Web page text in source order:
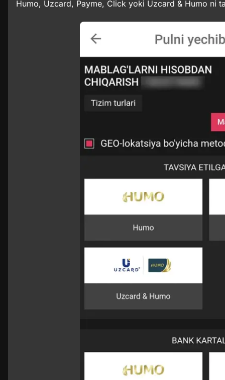
Humo, Uzcard, Payme, Click yoki Uzcard & Humo ni